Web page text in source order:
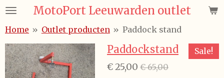
Ga
naar
de
hoofdinhoud
MotoPort Leeuwarden outlet
Home » Outlet producten » Paddock stand
Sale!
Paddockstand
€ 25,00 € 65,00